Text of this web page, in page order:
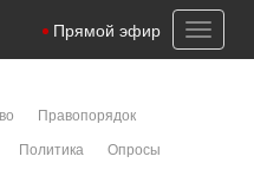
Toggle
Прямой эфир
Правопорядок
Политика
Опросы